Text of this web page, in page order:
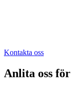
Kontakta oss
Anlita oss för